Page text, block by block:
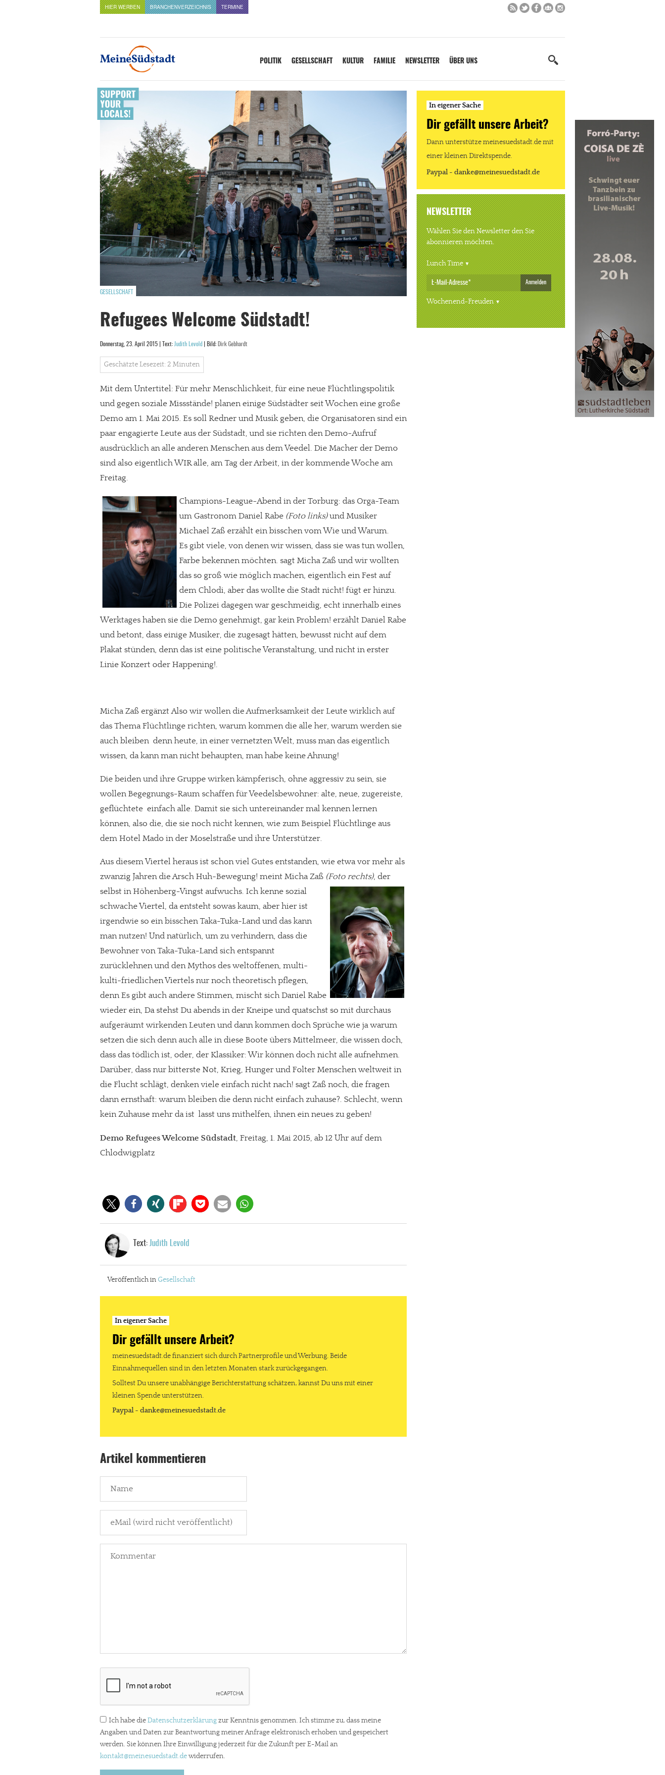
In eigener Sache
Dir gefällt unsere Arbeit?
meinesuedstadt.de finanziert sich durch Partnerprofile und Werbung. Beide Einnahmequellen sind in den letzten Monaten stark zurückgegangen.
HIER WERBEN BRANCHENVERZEICHNIS TERMINE
POLITIK GESELLSCHAFT KULTUR FAMILIE NEWSLETTER ÜBER UNS
GESELLSCHAFT
Refugees Welcome Südstadt!
Donnerstag, 23. April 2015 | Text: Judith Levold | Bild: Dirk Gebhardt
Geschätzte Lesezeit: 2 Minuten
Mit dem Untertitel: Für mehr Menschlichkeit, für eine neue Flüchtlingspolitik
und gegen soziale Missstände! planen einige Südstädter seit Wochen eine große
Demo am 1. Mai 2015. Es soll Redner und Musik geben, die Organisatoren sind ein
paar engagierte Leute aus der Südstadt, und sie richten den Demo-Aufruf
ausdrücklich an alle anderen Menschen aus dem Veedel. Die Macher der Demo
sind also eigentlich WIR alle, am Tag der Arbeit, in der kommende Woche am
Freitag.
Champions-League-Abend in der Torburg: das Orga-Team
um Gastronom Daniel Rabe (Foto links)und Musiker
Michael Zaß erzählt ein bisschen vom Wie und Warum.
Es gibt viele, von denen wir wissen, dass sie was tun wollen,
Farbe bekennen möchten. sagt Micha Zaß und wir wollten
das so groß wie möglich machen, eigentlich ein Fest auf
dem Chlodi, aber das wollte die Stadt nicht! fügt er hinzu.
Die Polizei dagegen war geschmeidig, echt innerhalb eines
Werktages haben sie die Demo genehmigt, gar kein Problem! erzählt Daniel Rabe
und betont, dass einige Musiker, die zugesagt hätten, bewusst nicht auf dem
Plakat stünden, denn das ist eine politische Veranstaltung, und nicht in erster
Linie Konzert oder Happening!.
Micha Zaß ergänzt Also wir wollen die Aufmerksamkeit der Leute wirklich auf
das Thema Flüchtlinge richten, warum kommen die alle her, warum werden sie
auch bleiben  denn heute, in einer vernetzten Welt, muss man das eigentlich
wissen, da kann man nicht behaupten, man habe keine Ahnung!
Die beiden und ihre Gruppe wirken kämpferisch, ohne aggressiv zu sein, sie
wollen Begegnungs-Raum schaffen für Veedelsbewohner: alte, neue, zugereiste,
geflüchtete  einfach alle. Damit sie sich untereinander mal kennen lernen
können, also die, die sie noch nicht kennen, wie zum Beispiel Flüchtlinge aus
dem Hotel Mado in der Moselstraße und ihre Unterstützer.
Aus diesem Viertel heraus ist schon viel Gutes entstanden, wie etwa vor mehr als
zwanzig Jahren die Arsch Huh-Bewegung! meint Micha Zaß (Foto rechts), der
selbst in Höhenberg-Vingst aufwuchs. Ich kenne sozial
schwache Viertel, da entsteht sowas kaum, aber hier ist
irgendwie so ein bisschen Taka-Tuka-Land und das kann
man nutzen! Und natürlich, um zu verhindern, dass die
Bewohner von Taka-Tuka-Land sich entspannt
zurücklehnen und den Mythos des weltoffenen, multi-
kulti-friedlichen Viertels nur noch theoretisch pflegen,
denn Es gibt auch andere Stimmen, mischt sich Daniel Rabe
wieder ein, Da stehst Du abends in der Kneipe und quatschst so mit durchaus
aufgeräumt wirkenden Leuten und dann kommen doch Sprüche wie ja warum
setzen die sich denn auch alle in diese Boote übers Mittelmeer, die wissen doch,
dass das tödlich ist, oder, der Klassiker: Wir können doch nicht alle aufnehmen.
Darüber, dass nur bitterste Not, Krieg, Hunger und Folter Menschen weltweit in
die Flucht schlägt, denken viele einfach nicht nach! sagt Zaß noch, die fragen
dann ernsthaft: warum bleiben die denn nicht einfach zuhause?. Schlecht, wenn
kein Zuhause mehr da ist  lasst uns mithelfen, ihnen ein neues zu geben!
Demo Refugees Welcome Südstadt, Freitag, 1. Mai 2015, ab 12 Uhr auf dem
Chlodwigplatz
Text: Judith Levold
Veröffentlich inGesellschaft
In eigener Sache
Dir gefällt unsere Arbeit?
meinesuedstadt.de finanziert sich durch Partnerprofile und Werbung. Beide
Einnahmequellen sind in den letzten Monaten stark zurückgegangen.
Solltest Du unsere unabhängige Berichterstattung schätzen, kannst Du uns mit einer
kleinen Spende unterstützen.
Paypal - danke@meinesuedstadt.de
Artikel kommentieren
Ich habe dieDatenschutzerklärungzur Kenntnis genommen. Ich stimme zu, dass meine
Angaben und Daten zur Beantwortung meiner Anfrage elektronisch erhoben und gespeichert
werden. Sie können Ihre Einwilligung jederzeit für die Zukunft per E-Mail an
kontakt@meinesuedstadt.dewiderrufen.
In eigener Sache
Dir gefällt unsere Arbeit?
Dann unterstütze meinesuedstadt.de mit
einer kleinen Direktspende.
Paypal - danke@meinesuedstadt.de
NEWSLETTER
Wählen Sie den Newsletter den Sie
abonnieren möchten.
Lunch Time
Anmelden
Wochenend-Freuden